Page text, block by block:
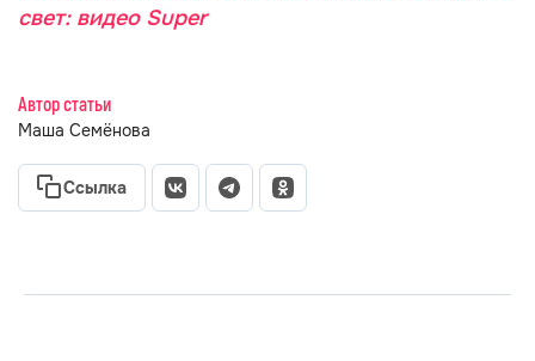
свет: видео Super
Автор статьи
Маша Семёнова
Ссылка